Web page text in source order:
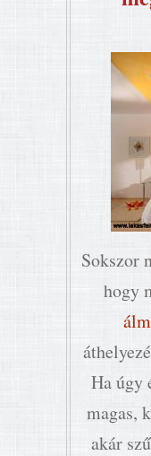
Sokszor
hogy
Ha úgy
magas,
akár